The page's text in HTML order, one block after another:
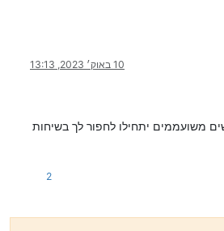
10 באוק׳ 2023, 13:13
משועממים יתחילו לחפור לך בשיחות
2